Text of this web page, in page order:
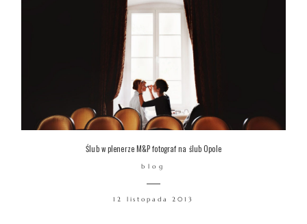
Ślub w plenerze M&P fotograf na ślub Opole
blog
12 listopada 2013